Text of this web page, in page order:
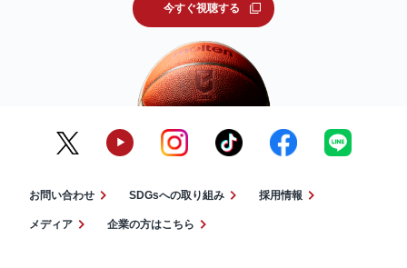
今すぐ視聴する
お問い合わせ SDGsへの取り組み 採用情報
メディア 企業の方はこちら